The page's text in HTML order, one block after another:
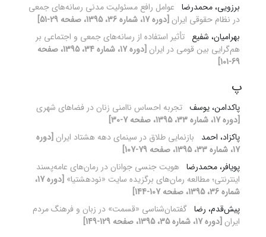
برزویی، محمدرضا عوامل رافع مسئولیت مدنی رسانه‌های جمعی
در نظام حقوقی ایران [دوره 17، شماره 36، 1395، صفحه 29-51]
بهرامیان، شفیع تأثیر استفاده از رسانه‌های جمعی و اجتماعی بر
هم‌گرایی بین قومی در ایران
[دوره 17، شماره 34، 1395، صفحه
69-101]
پ
پاکدامن، یوسف تجربه احساس ناامنی زنان در فضاهای شهری
[دوره 17، شماره 33، 1395، صفحه 7-30]
پاکزاد، احمد
بازنمایی طلاق در سینمای دهه هشتاد ایران [دوره
17، شماره 33، 1395، صفحه 79-107]
پویافر، محمدرضا هویت جنسی جوانان در رمان‌های عامه‌پسند
اینترنتی؛ مطالعه رمان‌های برگزیده سایت «نودهشتیا»
[دوره 17،
شماره 36، 1395، صفحه 107-144]
پیش‌قدم، رضا گفتمان‌شناسی «قسمت» در زبان و فرهنگ مردم
ایران [دوره 17، شماره 35، 1395، صفحه 129-149]